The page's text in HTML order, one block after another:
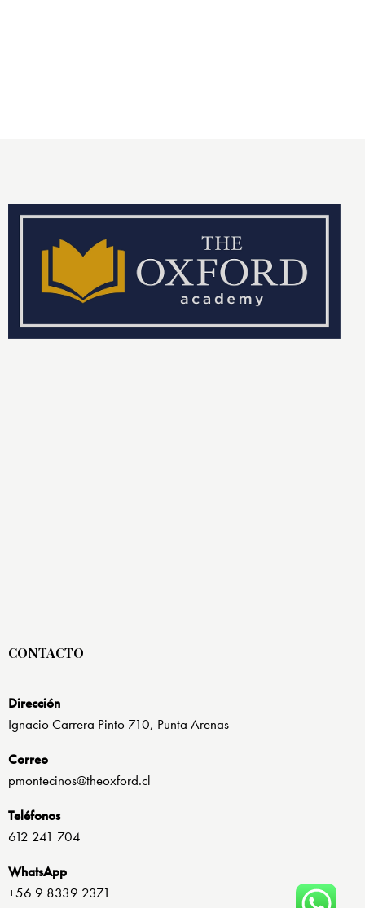
CONTACTO
Dirección
Ignacio Carrera Pinto 710, Punta Arenas
Correo
pmontecinos@theoxford.cl
Teléfonos
612 241 704
WhatsApp
+56 9 8339 2371